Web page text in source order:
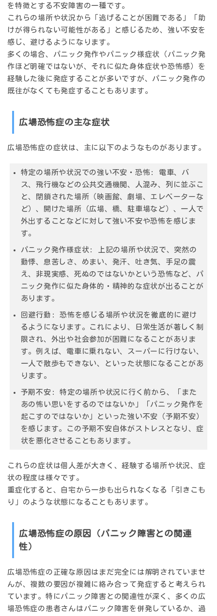
を特徴とする不安障害の一種です。
これらの場所や状況から「逃げることが困難である」「助
けが得られない可能性がある」と感じるため、強い不安を
感じ、避けるようになります。
多くの場合、パニック発作やパニック様症状（パニック発
作ほど明確ではないが、それに似た身体症状や恐怖感）を
経験した後に発症することが多いですが、パニック発作の
既往がなくても発症することもあります。
広場恐怖症の主な症状
広場恐怖症の症状は、主に以下のようなものがあります。
特定の場所や状況での強い不安・恐怖:
電車、バ
ス、飛行機などの公共交通機関、人混み、列に並ぶこ
と、閉鎖された場所（映画館、劇場、エレベーターな
ど）、開けた場所（広場、橋、駐車場など）、一人で
外出することなどに対して強い不安や恐怖を感じま
す。
パニック発作様症状:
上記の場所や状況で、突然の
動悸、息苦しさ、めまい、発汗、吐き気、手足の震
え、非現実感、死ぬのではないかという恐怖など、パ
ニック発作に似た身体的・精神的な症状が出ることが
あります。
回避行動:
恐怖を感じる場所や状況を徹底的に避け
るようになります。これにより、日常生活が著しく制
限され、外出や社会参加が困難になることがありま
す。例えば、電車に乗れない、スーパーに行けない、
一人で散歩もできない、といった状態になることがあ
ります。
予期不安:
特定の場所や状況に行く前から、「また
あの怖い思いをするのではないか」「パニック発作を
起こすのではないか」といった強い不安（予期不安）
を感じます。この予期不安自体がストレスとなり、症
状を悪化させることもあります。
これらの症状は個人差が大きく、経験する場所や状況、症
状の程度は様々です。
重症化すると、自宅から一歩も出られなくなる「引きこも
り」のような状態になることもあります。
広場恐怖症の原因（パニック障害との関連
性）
広場恐怖症の正確な原因はまだ完全には解明されていませ
んが、複数の要因が複雑に絡み合って発症すると考えられ
ています。特にパニック障害との関連性が深く、多くの広
場恐怖症の患者さんはパニック障害を併発しているか、過